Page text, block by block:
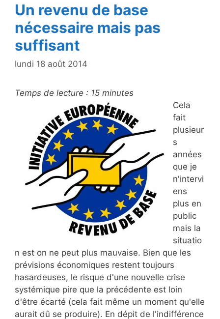
Un revenu de base
nécessaire mais pas
suffisant
lundi 18 août 2014
Temps de lecture : 15 minutes
Cela
fait
plusieur
s
années
que je
n'intervi
ens
plus en
public
mais la
situatio
n est on ne peut plus mauvaise. Bien que les
prévisions économiques restent toujours
hasardeuses, le risque d'une nouvelle crise
systémique pire que la précédente est loin
d'être écarté (cela fait même un moment qu'elle
aurait dû se produire). En dépit de l'indifférence